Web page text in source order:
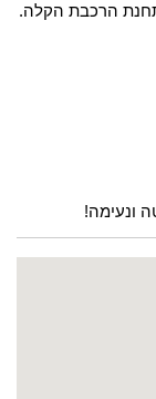
הרכבת הקלה.
ונעימה!